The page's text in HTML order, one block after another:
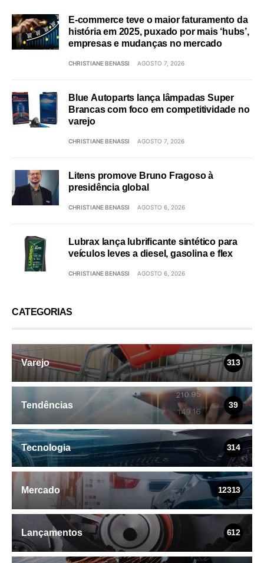
E-commerce teve o maior faturamento da
história em 2025, puxado por mais ‘hubs’,
empresas e mudanças no mercado
CHRISTIANE BENASSI AGOSTO 7, 2026
Blue Autoparts lança lâmpadas Super
Brancas com foco em competitividade no
varejo
CHRISTIANE BENASSI AGOSTO 7, 2026
Litens promove Bruno Fragoso à
presidência global
CHRISTIANE BENASSI AGOSTO 6, 2026
Lubrax lança lubrificante sintético para
veículos leves a diesel, gasolina e flex
CHRISTIANE BENASSI AGOSTO 6, 2026
CATEGORIAS
Varejo 313
Tendências 39
Tecnologia 314
Mercado 12313
Lançamentos 612